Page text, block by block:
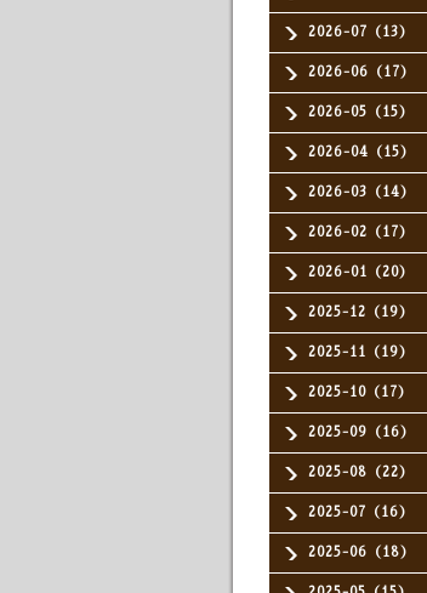
2026-07（13）
2026-06（17）
2026-05（15）
2026-04（15）
2026-03（14）
2026-02（17）
2026-01（20）
2025-12（19）
2025-11（19）
2025-10（17）
2025-09（16）
2025-08（22）
2025-07（16）
2025-06（18）